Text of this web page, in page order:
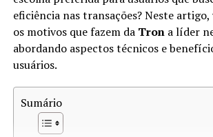
Pi Network visa criar uma criptomoeda
inclusiva. A proposta da Pi é permitir
pessoa com um smartphone possa
criptomoedas.
A principal ideia por trás do Pi Network
em um modelo de
tradicionais. Em vez de usar a prova de
eficiência nas transações? Neste
os motivos que fazem da Trona líder
abordando aspectos técnicos e
usuários.
Sumário